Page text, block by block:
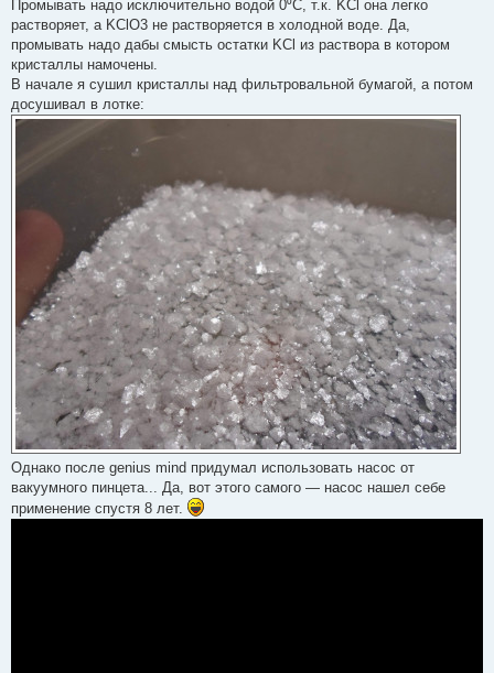
Промывать надо исключительно водой 0⁰С, т.к. KCl она легко
растворяет, а KClO3 не растворяется в холодной воде. Да,
промывать надо дабы смысть остатки KCl из раствора в котором
кристаллы намочены.
В начале я сушил кристаллы над фильтровальной бумагой, а потом
досушивал в лотке:
Однако после genius mind придумал использовать насос от
вакуумного пинцета... Да, вот этого самого — насос нашел себе
применение спустя 8 лет.